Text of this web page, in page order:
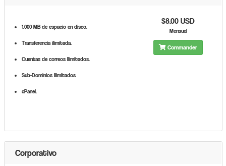
1.000 MB de espacio en disco.
Transferencia ilimitada.
Cuentas de correos Ilimitados.
Sub-Dominios Ilimitados
cPanel.
$8.00 USD
Mensuel
Commander
Corporativo